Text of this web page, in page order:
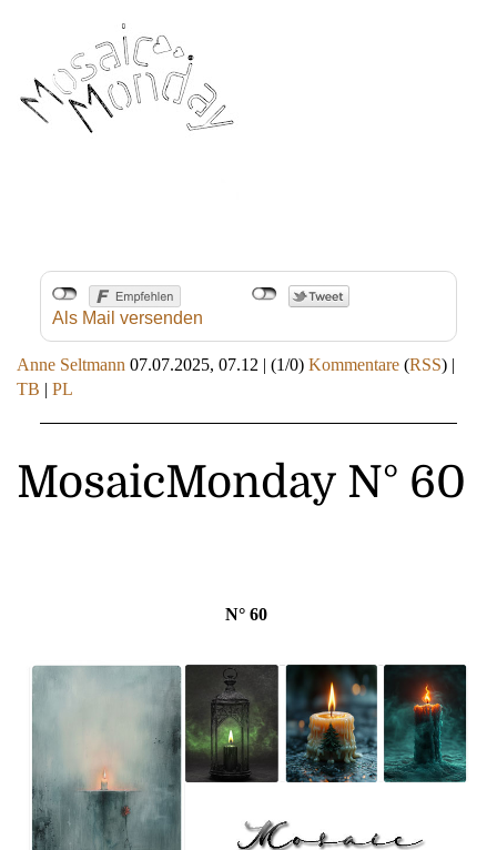
Als Mail versenden
Anne Seltmann 07.07.2025, 07.12 | (1/0) Kommentare (RSS) |
TB | PL
MosaicMonday N° 60
N° 60